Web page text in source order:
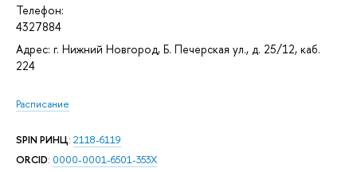
Телефон:
4327884
Адрес: г. Нижний Новгород, Б. Печерская ул., д. 25/12, каб.
224
Расписание
SPIN РИНЦ: 2118-6119
ORCID: 0000-0001-6501-353X